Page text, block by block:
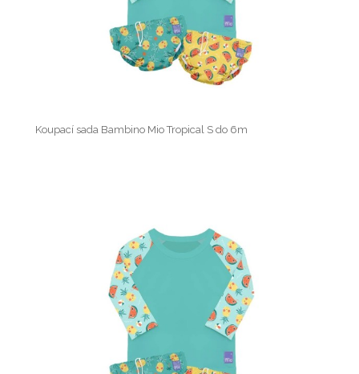
Koupací sada Bambino Mio Tropical S do 6m